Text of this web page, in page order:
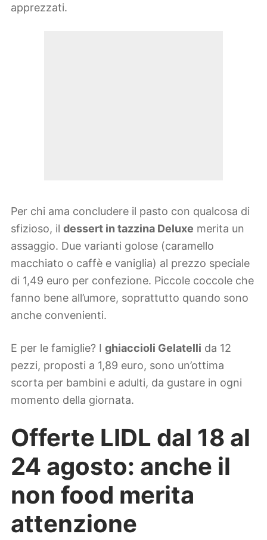
apprezzati.
Per chi ama concludere il pasto con qualcosa di
sfizioso, il dessert in tazzina Deluxe merita un
assaggio. Due varianti golose (caramello
macchiato o caffè e vaniglia) al prezzo speciale
di 1,49 euro per confezione. Piccole coccole che
fanno bene all’umore, soprattutto quando sono
anche convenienti.
E per le famiglie? I ghiaccioli Gelatelli da 12
pezzi, proposti a 1,89 euro, sono un’ottima
scorta per bambini e adulti, da gustare in ogni
momento della giornata.
Offerte LIDL dal 18 al
24 agosto: anche il
non food merita
attenzione